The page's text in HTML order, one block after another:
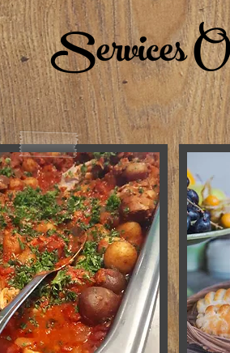
Services